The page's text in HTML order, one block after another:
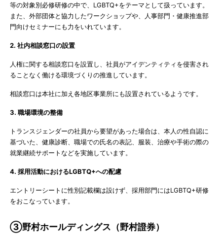
等の対象別必修研修の中で、LGBTQ+をテーマとして扱っています。
また、外部団体と協力したワークショップや、人事部門・健康推進部
門向けセミナーにも力をいれています。
2. 社内相談窓口の設置
人権に関する相談窓口を設置し、社員がアイデンティティを侵害され
ることなく働ける環境づくりの推進しています。
相談窓口は本社に加え各地区事業所にも設置されているようです。
3. 職場環境の整備
トランスジェンダーの社員から要望があった場合は、本人の性自認に
基づいた、健康診断、職場での氏名の表記、服装、治療や手術の際の
就業継続サポートなどを実施しています。
4. 採用活動におけるLGBTQ+への配慮
エントリーシートに性別記載欄は設けず、採用部門にはLGBTQ+研修
をおこなっています。
③野村ホールディングス（野村證券）